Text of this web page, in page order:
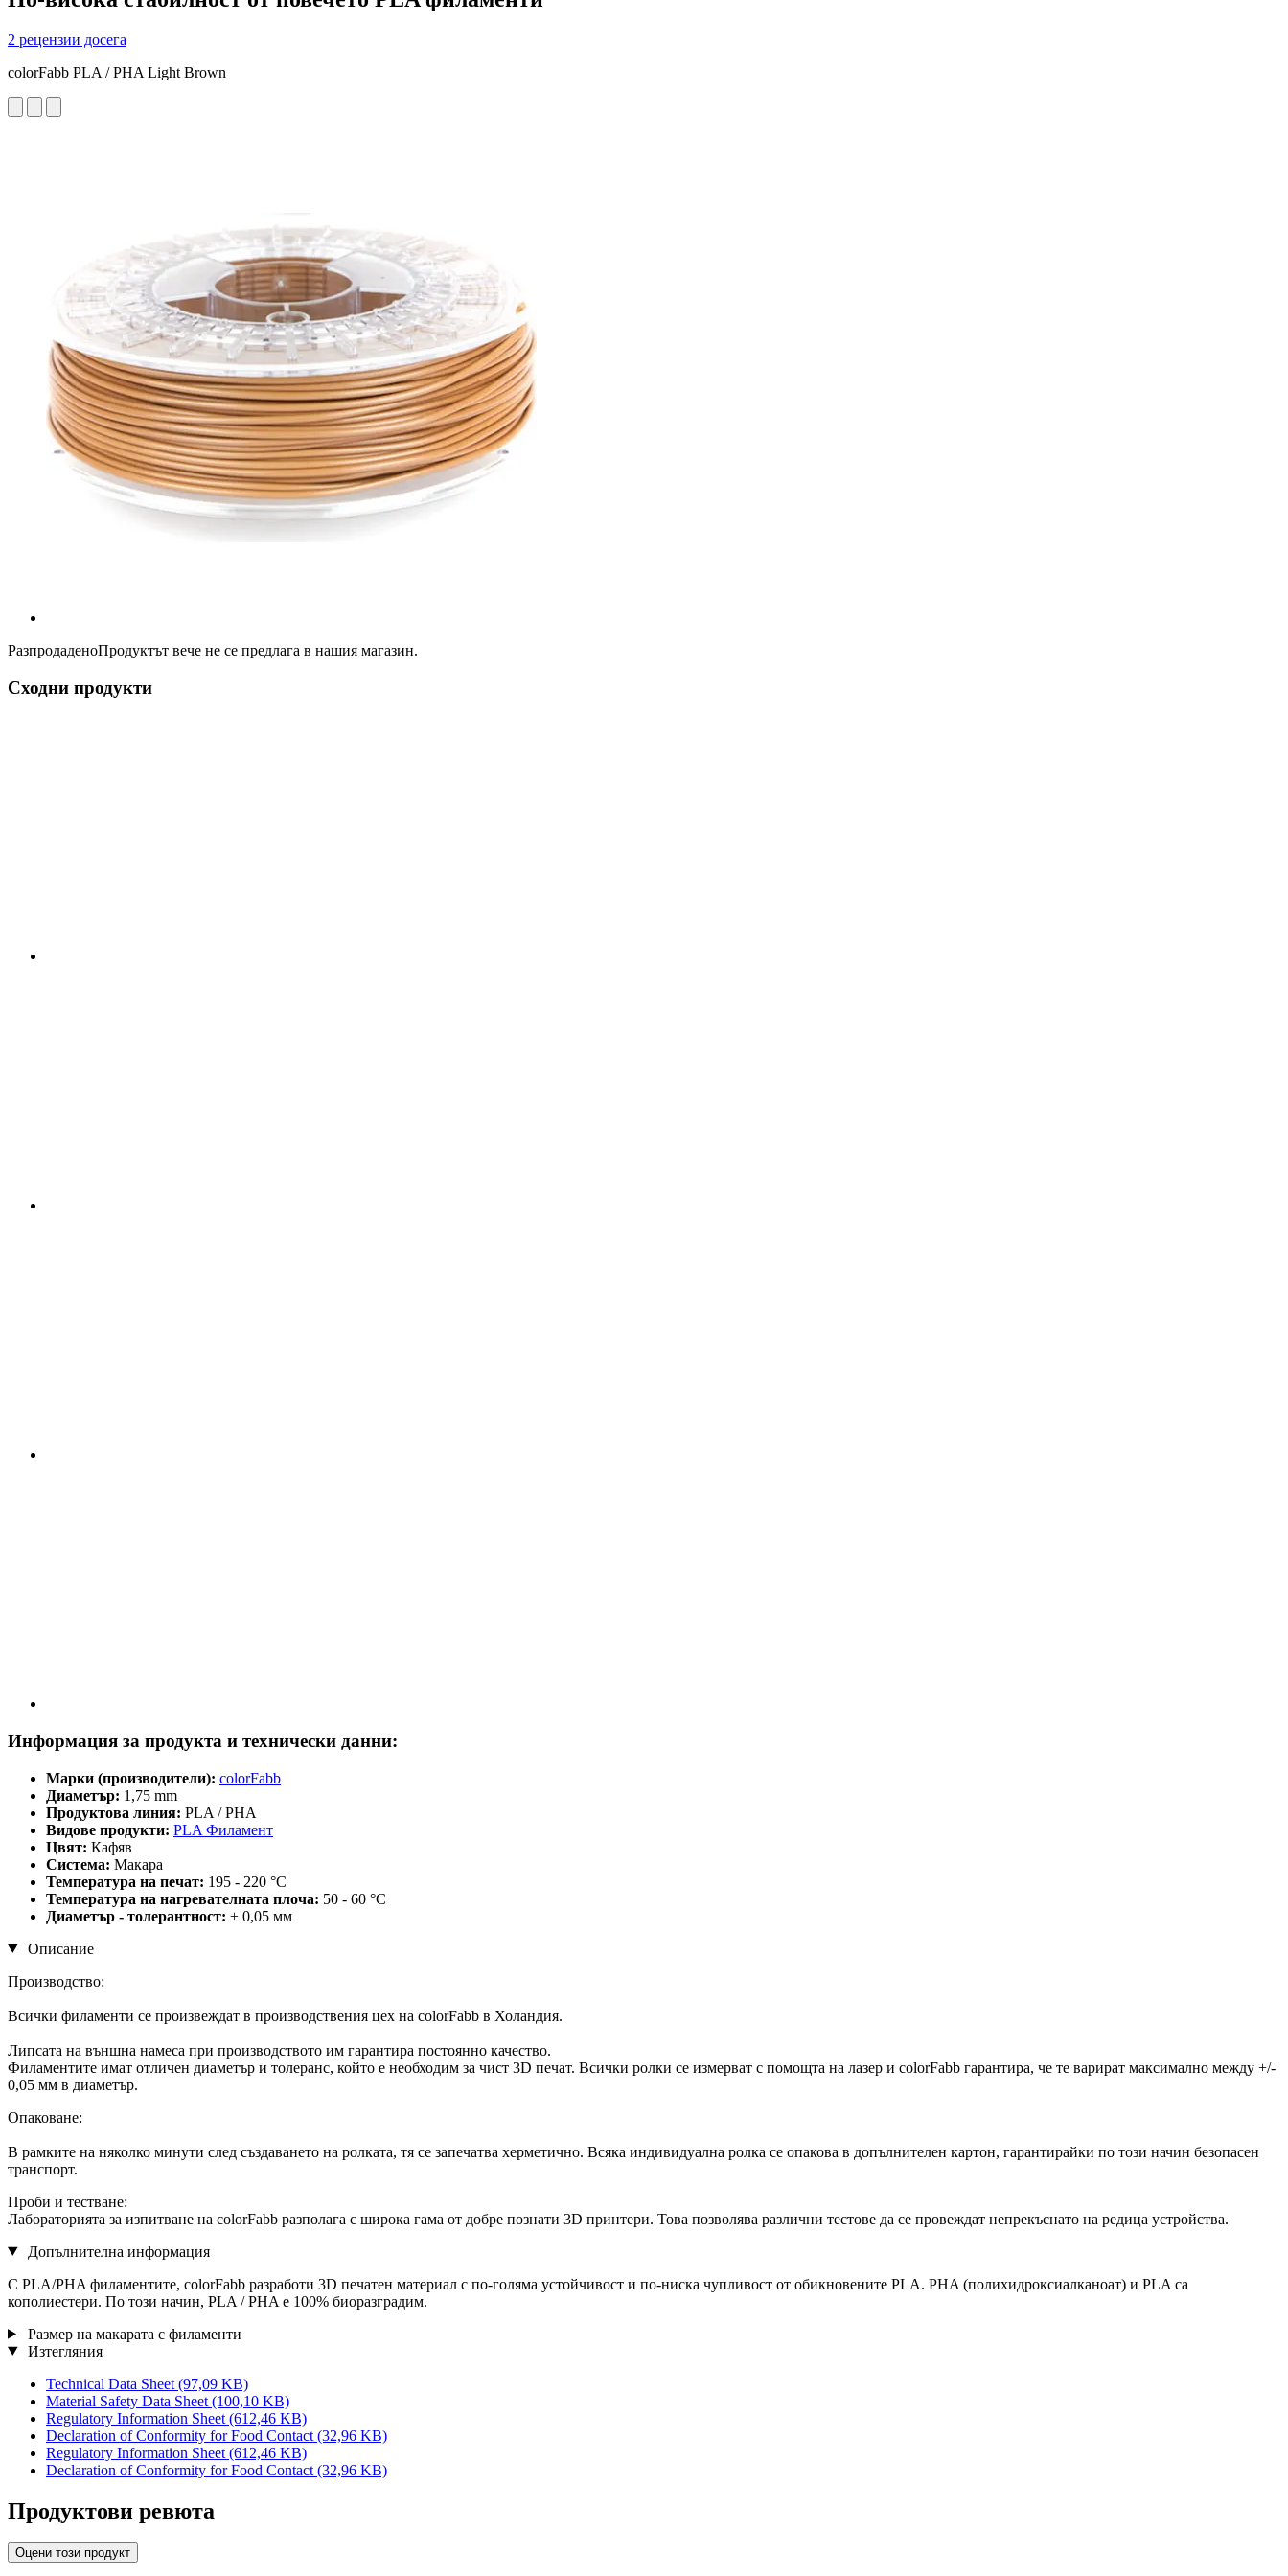
2 рецензии досега
colorFabb PLA / PHA Light Brown
РазпродаденоПродуктът вече не се предлага в нашия магазин.
Сходни продукти
Информация за продукта и технически данни:
Марки (производители): colorFabb
Диаметър: 1,75 mm
Продуктова линия: PLA / PHA
Видове продукти: PLA Филамент
Цвят: Кафяв
Система: Макара
Температура на печат: 195 - 220 °C
Температура на нагревателната плоча: 50 - 60 °C
Диаметър - толерантност: ± 0,05 мм
Описание
Производство:
Всички филаменти се произвеждат в производствения цех на colorFabb в Холандия.
Липсата на външна намеса при производството им гарантира постоянно качество.
Филаментите имат отличен диаметър и толеранс, който е необходим за чист 3D печат. Всички ролки се измерват с помощта на лазер и colorFabb гарантира, че те варират максимално между +/-
0,05 мм в диаметър.
Опаковане:
В рамките на няколко минути след създаването на ролката, тя се запечатва херметично. Всяка индивидуална ролка се опакова в допълнителен картон, гарантирайки по този начин безопасен
транспорт.
Проби и тестване:
Лабораторията за изпитване на colorFabb разполага с широка гама от добре познати 3D принтери. Това позволява различни тестове да се провеждат непрекъснато на редица устройства.
Допълнителна информация
С PLA/PHA филаментите, colorFabb разработи 3D печатен материал с по-голяма устойчивост и по-ниска чупливост от обикновените PLA. PHA (полихидроксиалканоат) и PLA са
кополиестери. По този начин, PLA / PHA е 100% биоразградим.
Размер на макарата с филаменти
Изтегляния
Technical Data Sheet (97,09 KB)
Material Safety Data Sheet (100,10 KB)
Regulatory Information Sheet (612,46 KB)
Declaration of Conformity for Food Contact (32,96 KB)
Regulatory Information Sheet (612,46 KB)
Declaration of Conformity for Food Contact (32,96 KB)
Продуктови ревюта
Оцени този продукт